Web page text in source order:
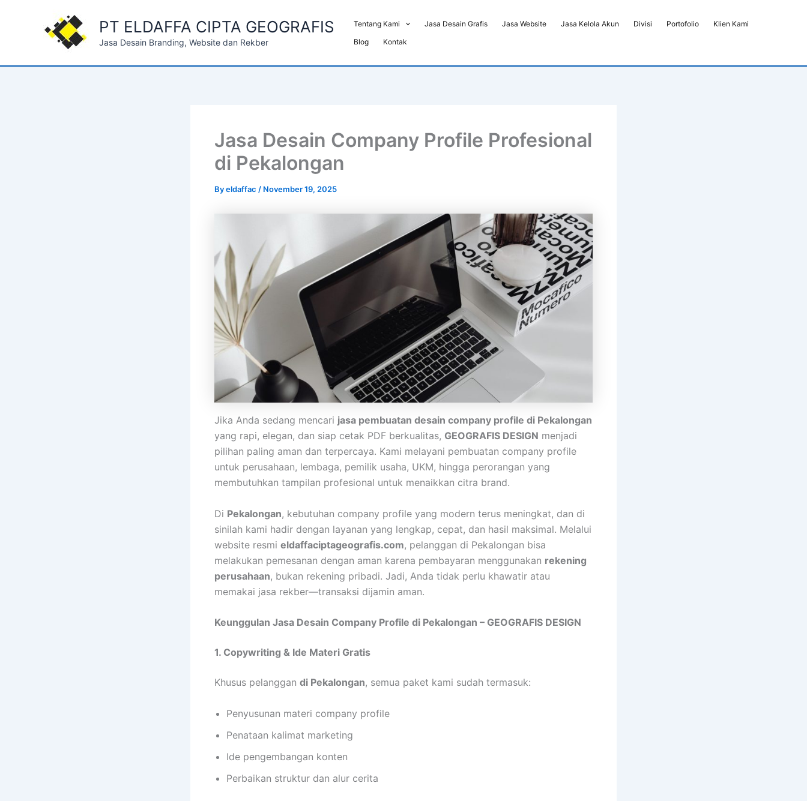
PT ELDAFFA CIPTA GEOGRAFIS
Jasa Desain Branding, Website dan Rekber
Tentang Kami Jasa Desain Grafis Jasa Website Jasa Kelola Akun Divisi Portofolio
Klien Kami
Blog
Kontak
Jasa Desain Company Profile Profesional
di Pekalongan
Byeldaffac / November 19, 2025
Jika Anda sedang mencari jasa pembuatan desain company profile di Pekalongan
yang rapi, elegan, dan siap cetak PDF berkualitas, GEOGRAFIS DESIGN menjadi
pilihan paling aman dan terpercaya. Kami melayani pembuatan company profile
untuk perusahaan, lembaga, pemilik usaha, UKM, hingga perorangan yang
membutuhkan tampilan profesional untuk menaikkan citra brand.
Di Pekalongan, kebutuhan company profile yang modern terus meningkat, dan di
sinilah kami hadir dengan layanan yang lengkap, cepat, dan hasil maksimal. Melalui
website resmi eldaffaciptageografis.com, pelanggan di Pekalongan bisa
melakukan pemesanan dengan aman karena pembayaran menggunakan rekening
perusahaan, bukan rekening pribadi. Jadi, Anda tidak perlu khawatir atau
memakai jasa rekber—transaksi dijamin aman.
Keunggulan Jasa Desain Company Profile di Pekalongan – GEOGRAFIS DESIGN
1. Copywriting & Ide Materi Gratis
Khusus pelanggan di Pekalongan, semua paket kami sudah termasuk:
Penyusunan materi company profile
Penataan kalimat marketing
Ide pengembangan konten
Perbaikan struktur dan alur cerita